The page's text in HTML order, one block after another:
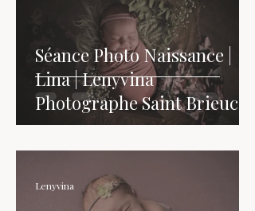
Séance Photo Naissance |
Lina | Lenyvina
Photographe Saint Brieuc
Lenyvina